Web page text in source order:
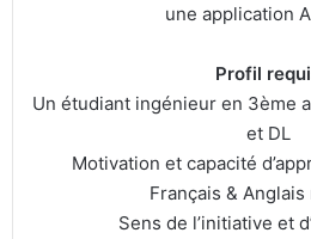
une application
Profil
Un étudiant ingénieur en 3ème
et DL
Motivation et capacité
Français &
Sens de l’initiative et